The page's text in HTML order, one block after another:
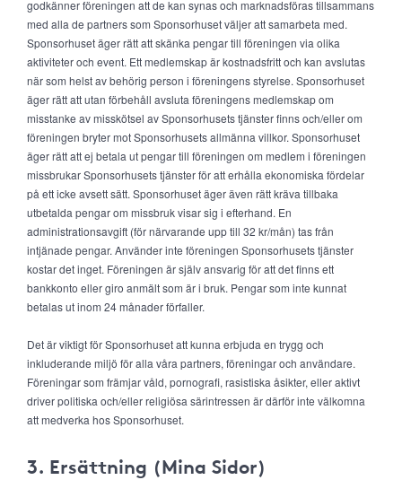
godkänner föreningen att de kan synas och marknadsföras tillsammans
med alla de partners som Sponsorhuset väljer att samarbeta med.
Sponsorhuset äger rätt att skänka pengar till föreningen via olika
aktiviteter och event. Ett medlemskap är kostnadsfritt och kan avslutas
när som helst av behörig person i föreningens styrelse. Sponsorhuset
äger rätt att utan förbehåll avsluta föreningens medlemskap om
misstanke av misskötsel av Sponsorhusets tjänster finns och/eller om
föreningen bryter mot Sponsorhusets allmänna villkor. Sponsorhuset
äger rätt att ej betala ut pengar till föreningen om medlem i föreningen
missbrukar Sponsorhusets tjänster för att erhålla ekonomiska fördelar
på ett icke avsett sätt. Sponsorhuset äger även rätt kräva tillbaka
utbetalda pengar om missbruk visar sig i efterhand. En
administrationsavgift (för närvarande upp till 32 kr/mån) tas från
intjänade pengar. Använder inte föreningen Sponsorhusets tjänster
kostar det inget. Föreningen är själv ansvarig för att det finns ett
bankkonto eller giro anmält som är i bruk. Pengar som inte kunnat
betalas ut inom 24 månader förfaller.
Det är viktigt för Sponsorhuset att kunna erbjuda en trygg och
inkluderande miljö för alla våra partners, föreningar och användare.
Föreningar som främjar våld, pornografi, rasistiska åsikter, eller aktivt
driver politiska och/eller religiösa särintressen är därför inte välkomna
att medverka hos Sponsorhuset.
3. Ersättning (Mina Sidor)